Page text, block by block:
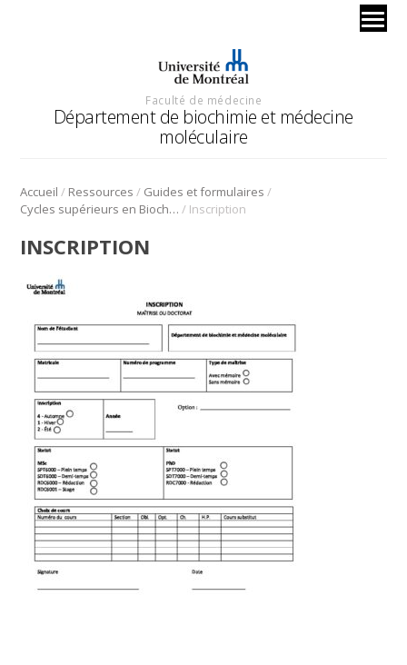
Faculté de médecine
Département de biochimie et médecine
moléculaire
Accueil / Ressources / Guides et formulaires /
Cycles supérieurs en Biochimie / Inscription
INSCRIPTION